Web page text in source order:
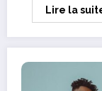
Lire la